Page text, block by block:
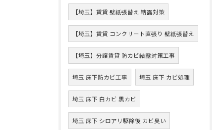
【埼玉】賃貸 壁紙張替え 結露対策
【埼玉】賃貸 コンクリート直張り 壁紙張替え
【埼玉】分譲賃貸 防カビ結露対策工事
埼玉 床下防カビ工事 埼玉 床下 カビ処理
埼玉 床下 白カビ 黒カビ
埼玉 床下 シロアリ駆除後 カビ臭い